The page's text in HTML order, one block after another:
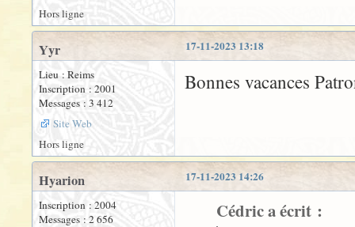
Hors ligne
17-11-2023 13:18
Yyr
Lieu : Reims
Inscription : 2001
Messages : 3 412
Site Web
Bonnes vacances
Hors ligne
17-11-2023 14:26
Hyarion
Inscription : 2004
Messages : 2 656
Cédric a écrit :